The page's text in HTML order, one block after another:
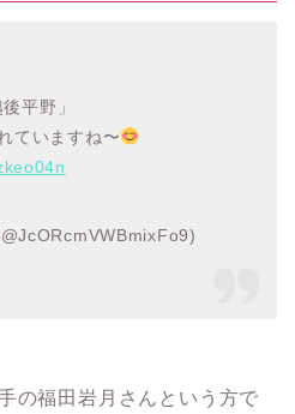
平野」
ていますね〜
の福田岩月さんという方で